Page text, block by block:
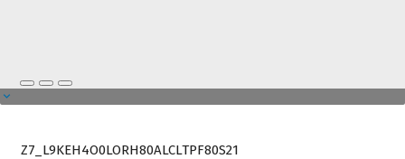
Z7_L9KEH4O0LORH80ALCLTPF80S21